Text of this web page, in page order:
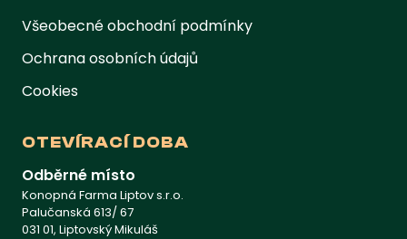
Všeobecné obchodní podmínky
Ochrana osobních údajů
Cookies
OTEVÍRACÍ DOBA
Odběrné místo
Konopná Farma Liptov s.r.o.
Palučanská 613/ 67
031 01, Liptovský Mikuláš